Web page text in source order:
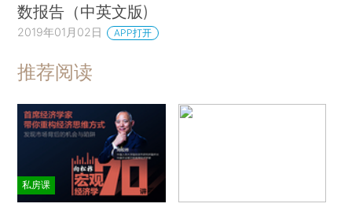
数报告（中英文版)
2019年01月02日 APP打开
推荐阅读
私房课